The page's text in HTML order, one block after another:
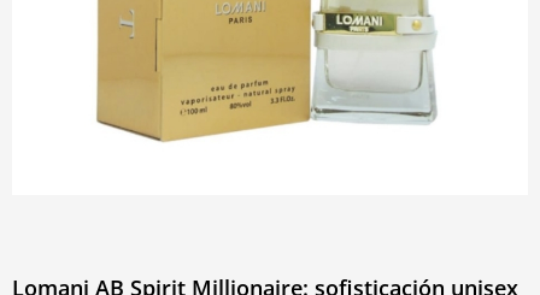
Lomani AB Spirit Millionaire: sofisticación unisex